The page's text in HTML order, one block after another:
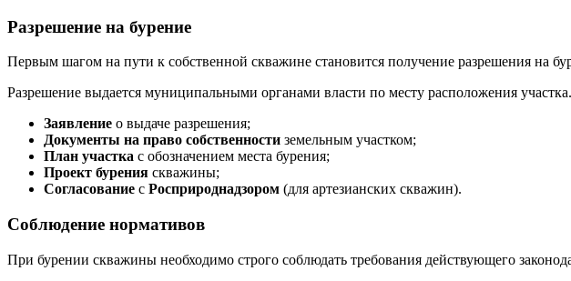
Разрешение на бурение
Первым шагом на пути к собственной скважине становится получение разрешения на
Разрешение выдается муниципальными органами власти по месту расположения
Заявление о выдаче разрешения;
Документы на право собственности земельным участком;
План участка с обозначением места бурения;
Проект бурения скважины;
Согласование с Росприроднадзором (для артезианских скважин).
Соблюдение нормативов
При бурении скважины необходимо строго соблюдать требования действующего